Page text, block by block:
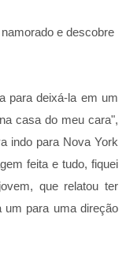
para deixá-la em um
casa do meu cara",
indo para Nova York
feita e tudo, fiquei
que relatou ter
para uma direção